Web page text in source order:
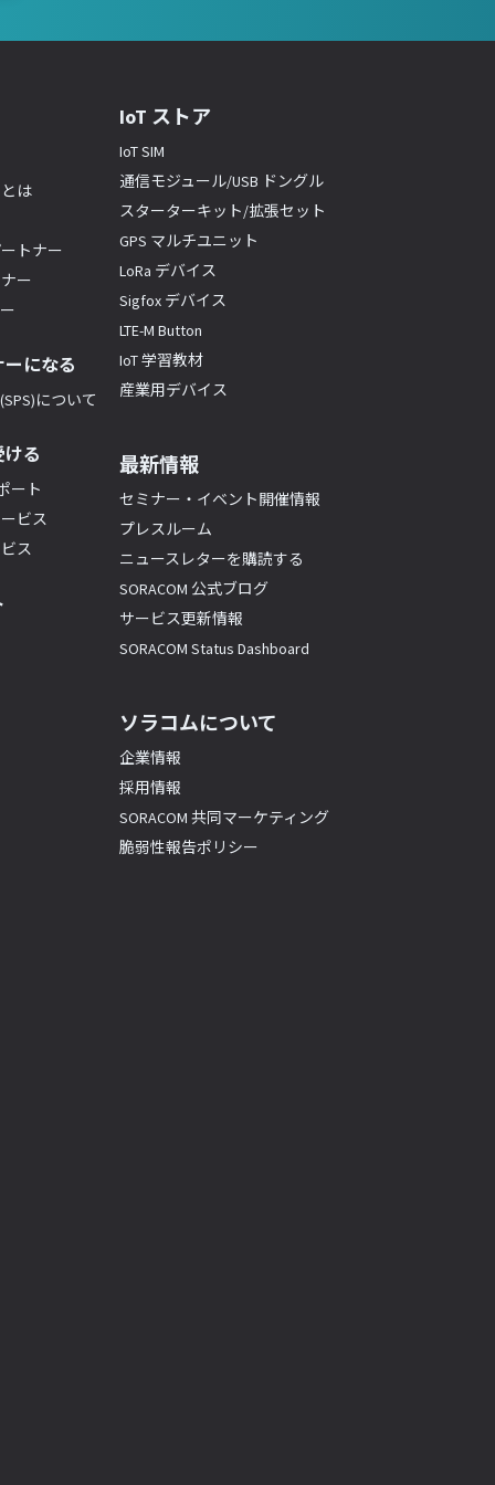
は
トナー
ー
になる
について
る
ート
ビス
ス
IoT ストア
IoT SIM
通信モジュール/USB ドングル
スターターキット/拡張セット
GPS マルチユニット
LoRa デバイス
Sigfox デバイス
LTE-M Button
IoT 学習教材
産業用デバイス
最新情報
セミナー・イベント開催情報
プレスルーム
ニュースレターを購読する
SORACOM 公式ブログ
サービス更新情報
SORACOM Status Dashboard
ソラコムについて
企業情報
採用情報
SORACOM 共同マーケティング
脆弱性報告ポリシー